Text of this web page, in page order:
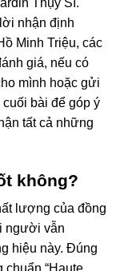
nhận định
Minh Triệu, các
giá, nếu có
mình hoặc gửi
bài để góp ý
tất cả những
không?
lượng của đồng
người vẫn
hiệu này. Đúng